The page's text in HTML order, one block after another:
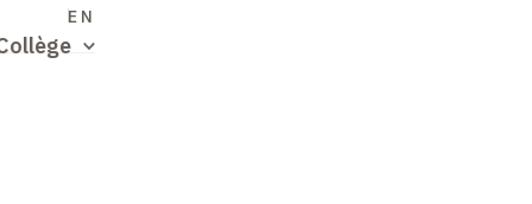
EN